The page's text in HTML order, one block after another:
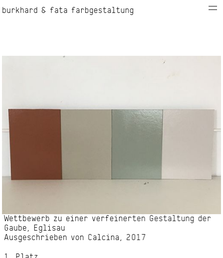
burkhard & fata farbgestaltung
Wettbewerb zu einer verfeinerten Gestaltung der
Gaube, Eglisau
Ausgeschrieben von Calcina, 2017